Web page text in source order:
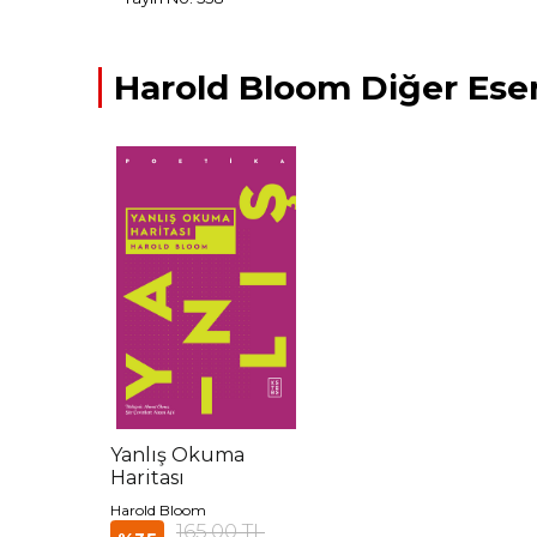
Harold Bloom Diğer
Yanlış Okuma
Haritası
Harold Bloom
165,00 TL